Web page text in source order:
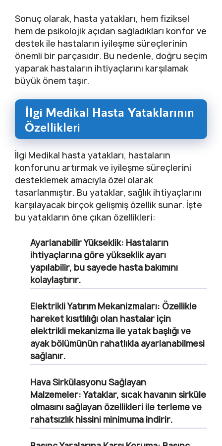
Sonuç olarak, hasta yatakları, hem fiziksel
hem de psikolojik açıdan sağladıkları konfor ve
destek ile hastaların iyileşme süreçlerinin
önemli bir parçasıdır. Bu nedenle, doğru seçim
yaparak hastaların ihtiyaçlarını karşılamak
büyük önem taşır.
İlgi Medikal Hasta Yataklarının
Özellikleri
İlgi Medikal hasta yatakları, hastaların
konforunu artırmak ve iyileşme süreçlerini
desteklemek amacıyla özel olarak
tasarlanmıştır. Bu yataklar, sağlık ihtiyaçlarını
karşılayacak birçok gelişmiş özellik sunar. İşte
bu yatakların öne çıkan özellikleri:
Ayarlanabilir Yükseklik: Hastaların
ihtiyaçlarına göre yükseklik ayarı
yapılabilir, bu sayede hasta bakımını
kolaylaştırır.
Elektrikli Yatırım Mekanizmaları: Özellikle
hareket kısıtlılığı olan hastalar için
elektrikli mekanizma ile yatak başlığı ve
ayak bölümünün rahatlıkla ayarlanabilmesi
sağlanır.
Hava Sirkülasyonu Sağlayan
Malzemeler:Yataklar, sıcak havanın sirküle
olmasını sağlayan özellikleri ile terleme ve
rahatsızlık hissini minimuma indirir.